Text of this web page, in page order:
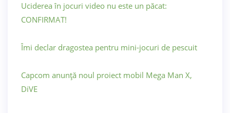
Uciderea în jocuri video nu este un păcat:
CONFIRMAT!
Îmi declar dragostea pentru mini-jocuri de pescuit
Capcom anunță noul proiect mobil Mega Man X,
DiVE